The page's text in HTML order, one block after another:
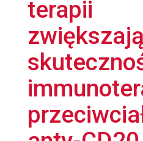
terapii